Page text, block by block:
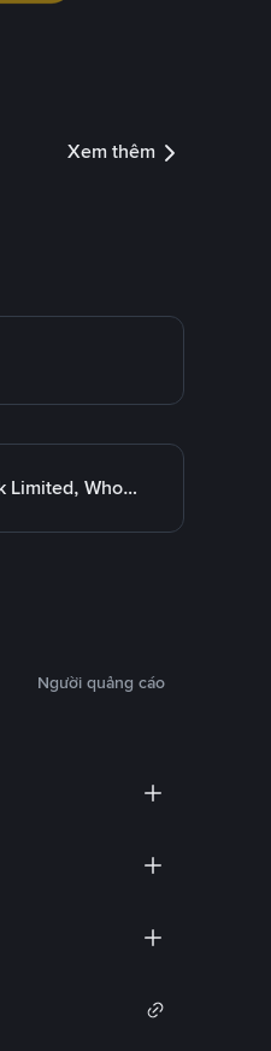
Xem thêm
Allied Bank Limited, Wholesale Branch
Người quảng cáo